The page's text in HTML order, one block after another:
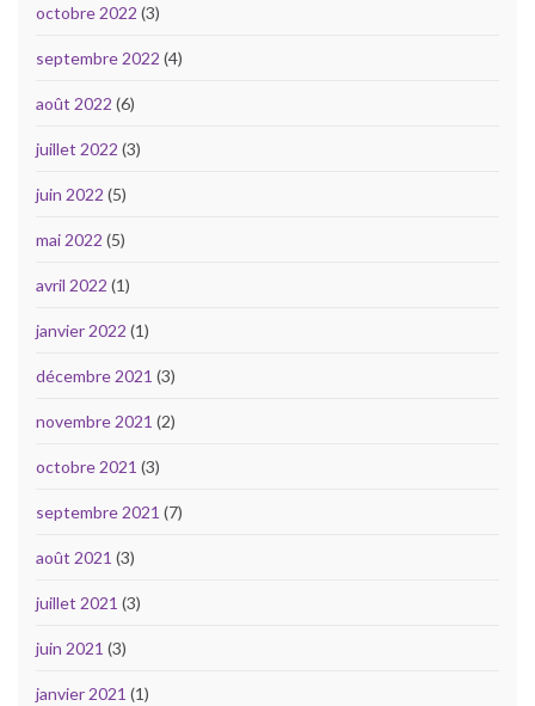
octobre 2022 (3)
septembre 2022 (4)
août 2022 (6)
juillet 2022 (3)
juin 2022 (5)
mai 2022 (5)
avril 2022 (1)
janvier 2022 (1)
décembre 2021 (3)
novembre 2021 (2)
octobre 2021 (3)
septembre 2021 (7)
août 2021 (3)
juillet 2021 (3)
juin 2021 (3)
janvier 2021 (1)